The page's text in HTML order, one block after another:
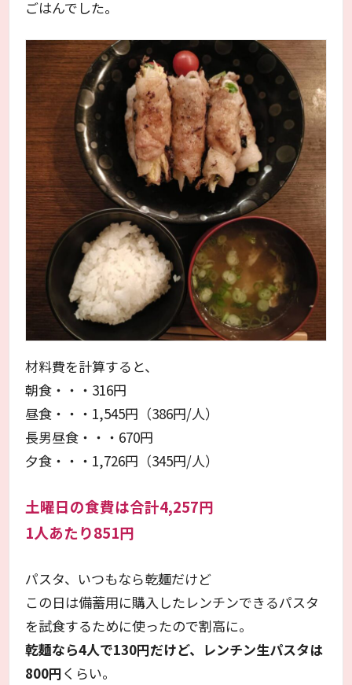
ごはんでした。
材料費を計算すると、
朝食・・・316円
昼食・・・1,545円（386円/人）
長男昼食・・・670円
夕食・・・1,726円（345円/人）
土曜日の食費は合計4,257円
1人あたり851円
パスタ、いつもなら乾麺だけど
この日は備蓄用に購入したレンチンできるパスタ
を試食するために使ったので割高に。
乾麺なら4人で130円だけど、レンチン生パスタは
800円 くらい。